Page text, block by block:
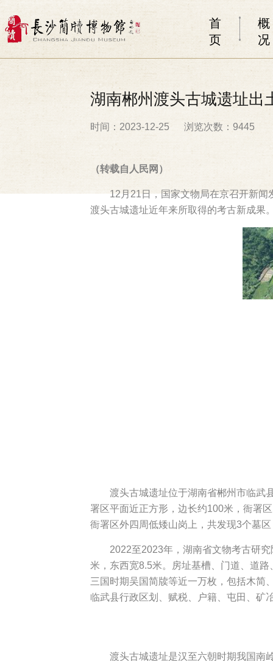
首
页
概
况
湖南郴州渡头古城遗址出
时间：2023-12-25 浏览次数：9445
（转载自人民网）
12月21日，国家文物局在京召开新闻
渡头古城遗址近年来所取得的考古新成果
渡头古城遗址位于湖南省郴州市临武
署区平面近正方形，边长约100米，衙署
衙署区外四周低矮山岗上，共发现3个墓
2022至2023年，湖南省文物考古研
米，东西宽8.5米。房址基槽、门道、道
三国时期吴国简牍等近一万枚，包括木简
临武县行政区划、赋税、户籍、屯田、矿
渡头古城遗址是汉至六朝时期我国南